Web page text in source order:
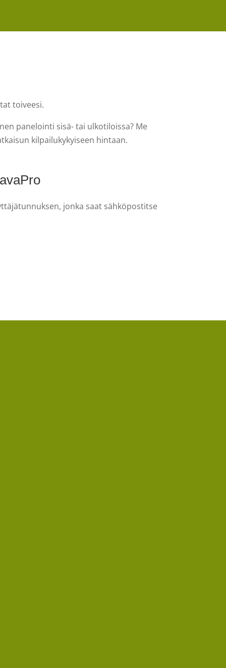
toiveesi.
panelointi sisä- tai ulkotiloissa? Me
kilpailukykyiseen hintaan.
jonka saat sähköpostitse